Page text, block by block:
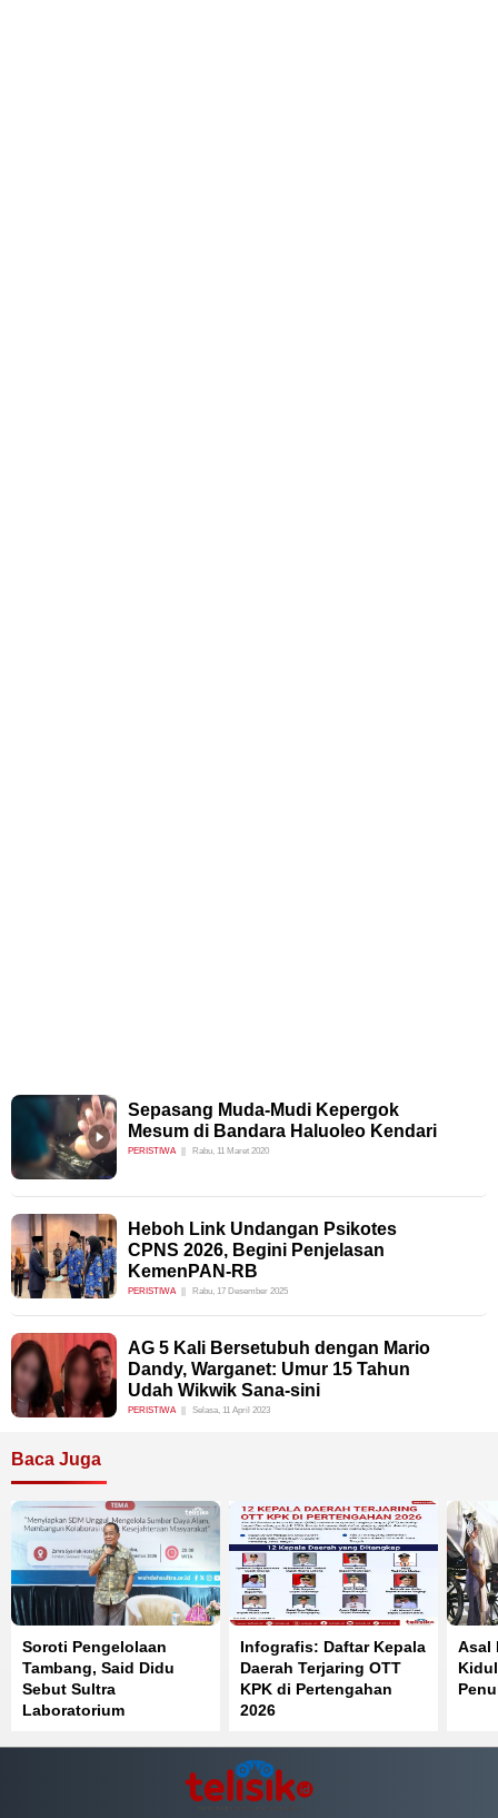
Sepasang Muda-Mudi Kepergok
Mesum di Bandara Haluoleo Kendari
PERISTIWA Rabu, 11 Maret 2020
Heboh Link Undangan Psikotes
CPNS 2026, Begini Penjelasan
KemenPAN-RB
PERISTIWA Rabu, 17 Desember 2025
AG 5 Kali Bersetubuh dengan Mario
Dandy, Warganet: Umur 15 Tahun
Udah Wikwik Sana-sini
PERISTIWA Selasa, 11 April 2023
Baca Juga
Soroti Pengelolaan
Tambang, Said Didu
Sebut Sultra
Laboratorium
UUD 1945
Infografis: Daftar Kepala
Daerah Terjaring OTT
KPK di Pertengahan
2026
Asal